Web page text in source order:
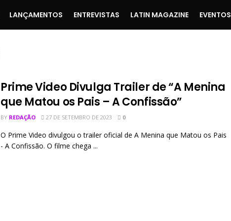
LANÇAMENTOS ENTREVISTAS LATIN MAGAZINE EVENTOS
Prime Video Divulga Trailer de “A Menina
que Matou os Pais – A Confissão”
BY REDAÇÃO 27 DE SETEMBRO DE 2023 0
O Prime Video divulgou o trailer oficial de A Menina que Matou os Pais
- A Confissão. O filme chega ...